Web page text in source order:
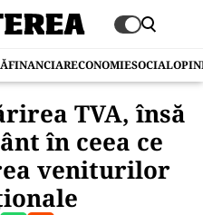
FINANCIARECONOMIESOCIAL
TVA, însă
în ceea ce
veniturilor